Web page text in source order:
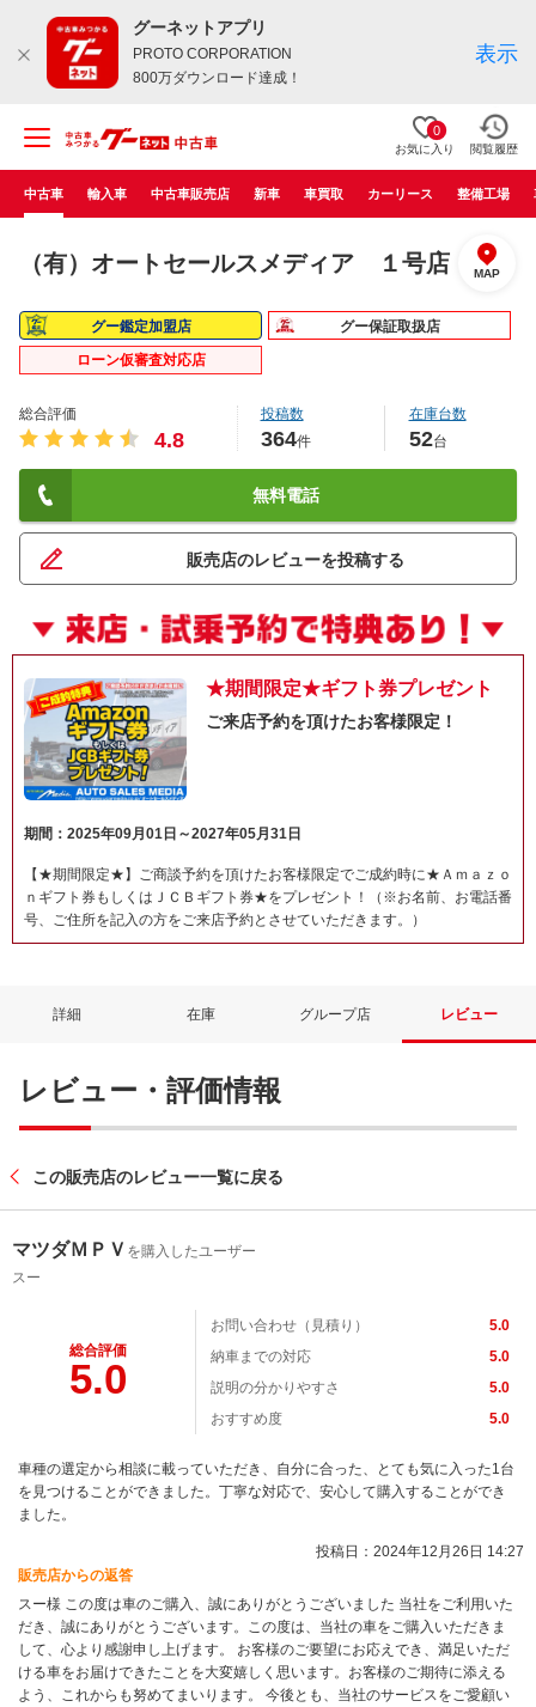
グーネットアプリ
PROTO CORPORATION
800万ダウンロード達成！
表示
0
お気に入り 閲覧履歴
中古車 輸入車 中古車販売店 新車 車買取 カーリース 整備工場
（有）オートセールスメディア １号店 MAP
グー鑑定加盟店
グー保証取扱店
ローン仮審査対応店
総合評価
4.8
投稿数
364件
在庫台数
52台
無料電話
販売店のレビューを投稿する
★期間限定★ギフト券プレゼント
ご来店予約を頂けたお客様限定！
期間：2025年09月01日～2027年05月31日
【★期間限定★】ご商談予約を頂けたお客様限定でご成約時に★Ａｍａｚｏ
ｎギフト券もしくはＪＣＢギフト券★をプレゼント！（※お名前、お電話番
号、ご住所を記入の方をご来店予約とさせていただきます。）
詳細 在庫 グループ店 レビュー
レビュー・評価情報
この販売店のレビュー一覧に戻る
マツダＭＰＶ を購入したユーザー
スー
総合評価
5.0
お問い合わせ（見積り）
5.0
納車までの対応
5.0
説明の分かりやすさ
5.0
おすすめ度
5.0
車種の選定から相談に載っていただき、自分に合った、とても気に入った1台
を見つけることができました。丁寧な対応で、安心して購入することができ
ました。
投稿日：2024年12月26日 14:27
販売店からの返答
スー様 この度は車のご購入、誠にありがとうございました 当社をご利用いた
だき、誠にありがとうございます。この度は、当社の車をご購入いただきま
して、心より感謝申し上げます。 お客様のご要望にお応えでき、満足いただ
ける車をお届けできたことを大変嬉しく思います。お客様のご期待に添える
よう、これからも努めてまいります。 今後とも、当社のサービスをご愛顧い